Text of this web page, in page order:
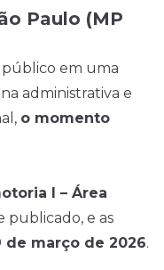
Paulo (MP
em uma
administrativa e
o momento
I – Área
publicado, e as
de março de 2026.